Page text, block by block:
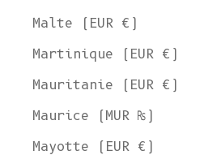
Malte (EUR €)
Martinique (EUR €)
Mauritanie (EUR €)
Maurice (MUR ₨)
Mayotte (EUR €)